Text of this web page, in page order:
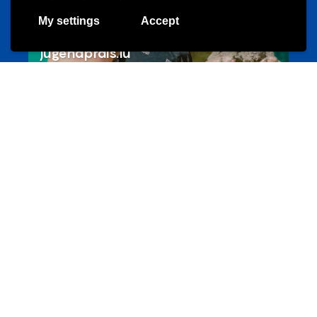
My settings Accept
jugendprais.lu